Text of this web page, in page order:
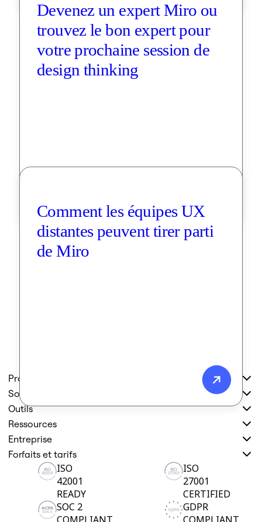
Devenez un expert Miro ou
trouvez le bon expert pour
votre prochaine session de
design thinking
Comment les équipes UX
distantes peuvent tirer parti
de Miro
Produit
Solutions
Outils
Ressources
Entreprise
Forfaits et tarifs
ISO
42001
READY
ISO
27001
CERTIFIED
SOC 2
GDPR